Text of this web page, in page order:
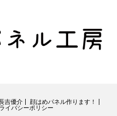
吉優介
顔はめパネル作ります！
イバシーポリシー